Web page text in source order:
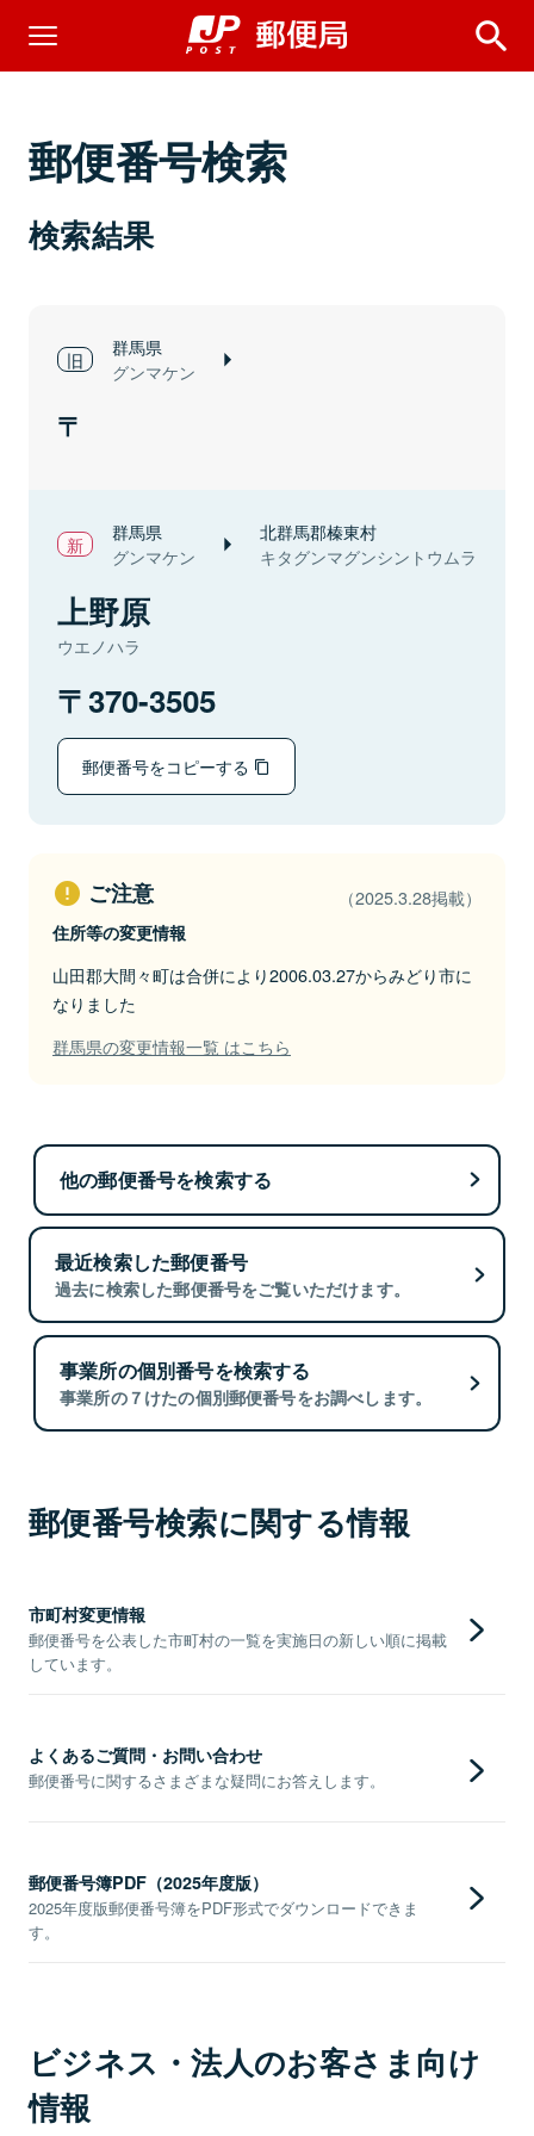
郵便番号検索
検索結果
群馬県
グンマケン
群馬県
グンマケン
北群馬郡榛東村
キタグンマグンシントウムラ
上野原
ウエノハラ
370-3505
郵便番号をコピーする
ご注意 （2025.3.28掲載）
住所等の変更情報
山田郡大間々町は合併により2006.03.27からみどり市に
なりました
群馬県の変更情報一覧 はこちら
他の郵便番号を検索する
最近検索した郵便番号
過去に検索した郵便番号をご覧いただけます。
事業所の個別番号を検索する
事業所の７けたの個別郵便番号をお調べします。
郵便番号検索に関する情報
市町村変更情報
郵便番号を公表した市町村の一覧を実施日の新しい順に掲載
しています。
よくあるご質問・お問い合わせ
郵便番号に関するさまざまな疑問にお答えします。
郵便番号簿PDF（2025年度版）
2025年度版郵便番号簿をPDF形式でダウンロードできま
す。
ビジネス・法人のお客さま向け
情報